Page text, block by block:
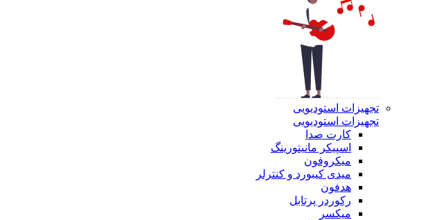
تجهیزات استودیویی
تجهیزات استودیویی
کارت صدا
اسپیکر مانیتورینگ
میکروفون
میدی کیبورد و کنترلر
هدفون
رکوردر پرتابل
میکسر